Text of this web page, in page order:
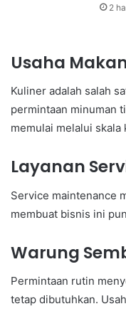
2
Usaha
Kuliner adalah salah
permintaan minuman
memulai melalui skala
Layanan
Service maintenance
membuat bisnis ini
Warung
Permintaan rutin
tetap dibutuhkan.